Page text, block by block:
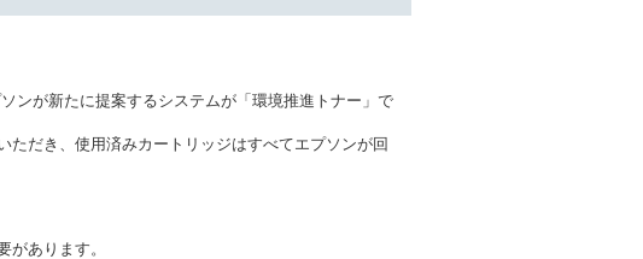
ンが新たに提案するシステムが「環境推進トナー」で
だき、使用済みカートリッジはすべてエプソンが回
があります。